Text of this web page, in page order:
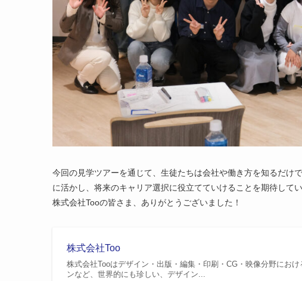
今回の見学ツアーを通じて、生徒たちは会社や働き方を知るだけ
に活かし、将来のキャリア選択に役立てていけることを期待してい
株式会社Tooの皆さま、ありがとうございました！
株式会社Too
株式会社Tooはデザイン・出版・編集・印刷・CG・映像分野にお
ンなど、世界的にも珍しい、デザイン...